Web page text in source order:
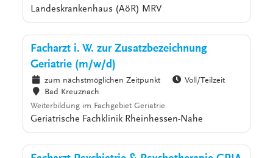
Landeskrankenhaus (AöR) MRV
Facharzt i. W. zur Zusatzbezeichnung
Geriatrie (m/w/d)
zum nächstmöglichen Zeitpunkt
Voll/Teilzeit
Bad Kreuznach
Weiterbildung im Fachgebiet Geriatrie
Geriatrische Fachklinik Rheinhessen-Nahe